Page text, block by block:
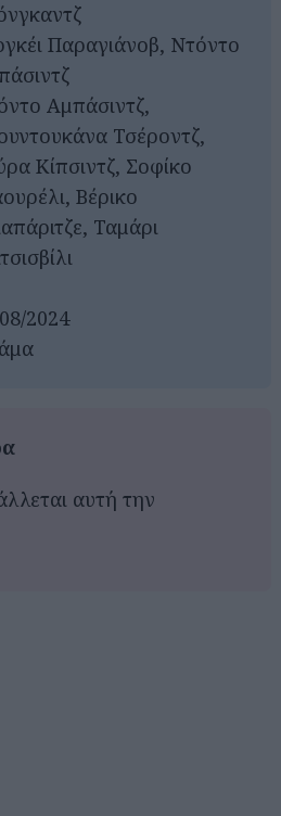
Παραγιάνοβ, Ντόντο
Αμπάσιντζ,
Τσέροντζ,
Κίπσιντζ, Σοφίκο
Βέρικο
Ταμάρι
2024
αυτή την